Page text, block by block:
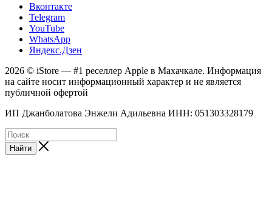
Вконтакте
Telegram
YouTube
WhatsApp
Яндекс.Дзен
2026 © iStore — #1 реселлер Apple в Махачкале. Информация
на сайте носит информационный характер и не является
публичной офертой
ИП Джанболатова Энжели Адильевна ИНН: 051303328179
Найти